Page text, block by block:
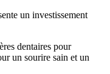
un investissement
dentaires pour
un sourire sain et un